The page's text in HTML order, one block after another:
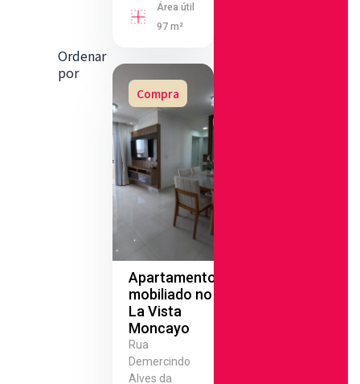
Ordenar
por
Área útil
97 m²
Compra
Apartamento
mobiliado no
La Vista
Moncayo
Rua
Demercindo
Alves da